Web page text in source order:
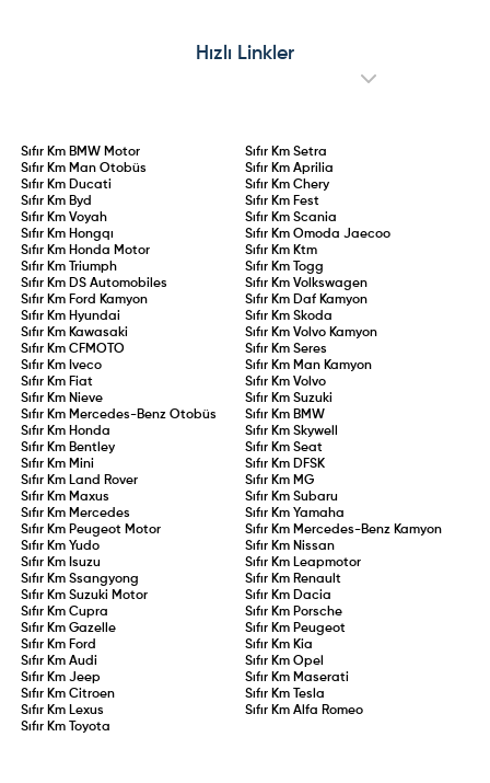
sürücülük süresi kanunlaştı. 75 ceza
puanının aşılması, 0,20 promil üzeri
arızalar ve Ford Edsel’i aratmayan
performansıyla model adeta sınıfta
Hızlı Linkler
Sıfır Km BMW Motor Sıfır Km Setra
Sıfır Km Man Otobüs Sıfır Km Aprilia
Sıfır Km Ducati Sıfır Km Chery
Sıfır Km Byd Sıfır Km Fest
Sıfır KmVoyah Sıfır Km Scania
Sıfır Km Hongqı Sıfır Km Omoda Jaecoo
Sıfır Km Honda Motor Sıfır Km Ktm
Sıfır Km
Triumph Sıfır Km
Togg
Sıfır Km DS Automobiles Sıfır Km Volkswagen
Sıfır Km Ford Kamyon Sıfır Km Daf Kamyon
Sıfır Km Hyundai Sıfır Km Skoda
Sıfır Km Kawasaki Sıfır Km Volvo Kamyon
Sıfır KmCFMOTO Sıfır Km Seres
Sıfır Km Iveco Sıfır Km Man Kamyon
Sıfır Km Fiat Sıfır Km Volvo
Sıfır Km Nieve Sıfır Km Suzuki
Sıfır Km Mercedes-Benz Otobüs Sıfır Km BMW
Sıfır Km Honda Sıfır Km Skywell
Sıfır Km Bentley Sıfır Km Seat
Sıfır Km Mini Sıfır Km DFSK
Sıfır Km Land Rover Sıfır Km MG
Sıfır Km Maxus Sıfır Km Subaru
Sıfır Km Mercedes Sıfır Km Yamaha
Sıfır Km Peugeot Motor Sıfır Km Mercedes-Benz Kamyon
Sıfır KmYudo Sıfır Km Nissan
Sıfır Km Isuzu Sıfır Km Leapmotor
Sıfır KmSsangyong Sıfır Km Renault
Sıfır KmSuzuki Motor Sıfır Km Dacia
Sıfır KmCupra Sıfır Km Porsche
Sıfır KmGazelle Sıfır Km Peugeot
Sıfır Km Ford Sıfır Km Kia
Sıfır KmAudi Sıfır Km Opel
Sıfır KmJeep Sıfır Km Maserati
Sıfır KmCitroen Sıfır Km
Tesla
Sıfır Km Lexus Sıfır Km Alfa Romeo
Sıfır Km
Toyota